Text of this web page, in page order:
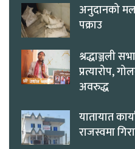
अनुदानको मल
पक्राउ
श्रद्धाञ्जली
प्रत्यारोप,
अवरुद्ध
यातायात
राजस्वमा